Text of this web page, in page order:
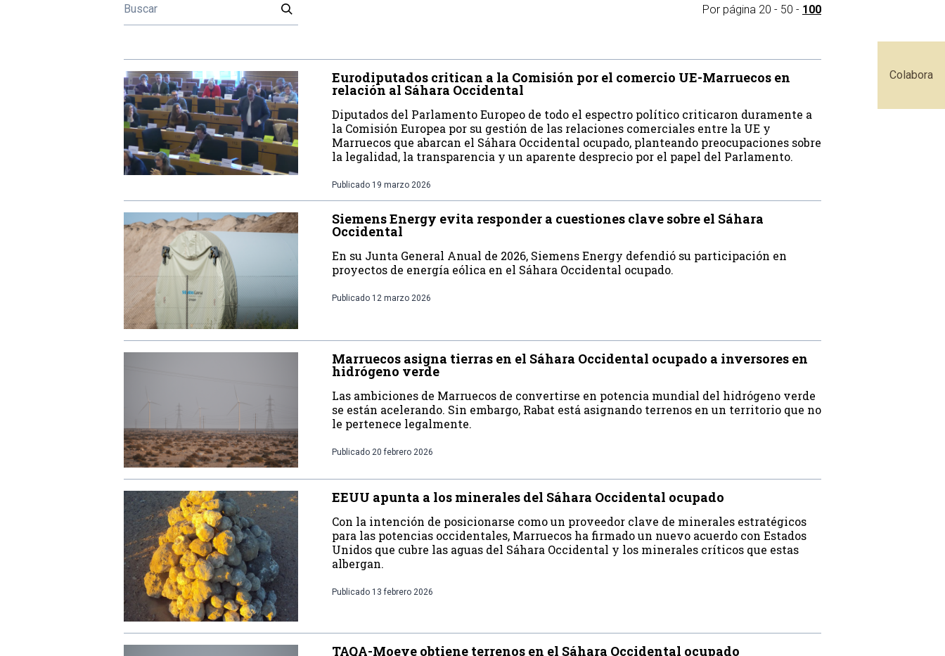
Colabora
Por página 20 - 50 - 100
Eurodiputados critican a la Comisión por el comercio UE-Marruecos en
relación al Sáhara Occidental
Diputados del Parlamento Europeo de todo el espectro político criticaron duramente a
la Comisión Europea por su gestión de las relaciones comerciales entre la UE y
Marruecos que abarcan el Sáhara Occidental ocupado, planteando preocupaciones sobre
la legalidad, la transparencia y un aparente desprecio por el papel del Parlamento.
Publicado 19 marzo 2026
Siemens Energy evita responder a cuestiones clave sobre el Sáhara
Occidental
En su Junta General Anual de 2026, Siemens Energy defendió su participación en
proyectos de energía eólica en el Sáhara Occidental ocupado.
Publicado 12 marzo 2026
Marruecos asigna tierras en el Sáhara Occidental ocupado a inversores en
hidrógeno verde
Las ambiciones de Marruecos de convertirse en potencia mundial del hidrógeno verde
se están acelerando. Sin embargo, Rabat está asignando terrenos en un territorio que no
le pertenece legalmente.
Publicado 20 febrero 2026
EEUU apunta a los minerales del Sáhara Occidental ocupado
Con la intención de posicionarse como un proveedor clave de minerales estratégicos
para las potencias occidentales, Marruecos ha firmado un nuevo acuerdo con Estados
Unidos que cubre las aguas del Sáhara Occidental y los minerales críticos que estas
albergan.
Publicado 13 febrero 2026
TAQA-Moeve obtiene terrenos en el Sáhara Occidental ocupado